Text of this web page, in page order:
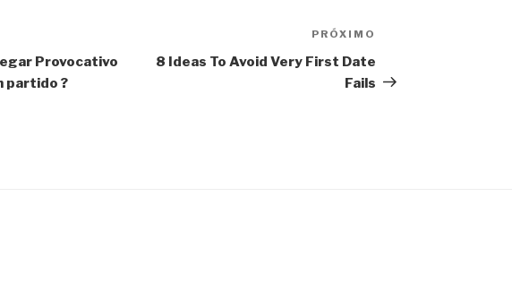
Provocativo
partido ?
PRÓXIMO
8 Ideas To Avoid Very First Date
Fails